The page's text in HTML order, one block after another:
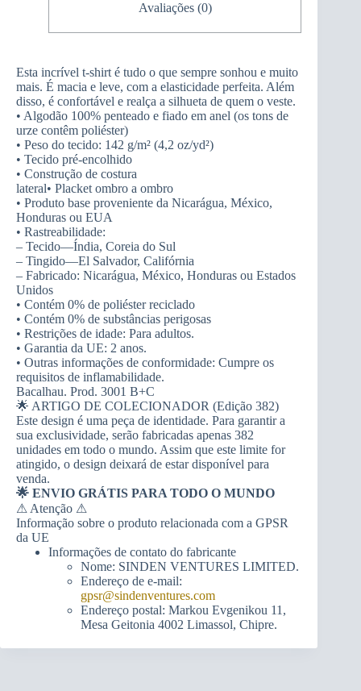
Avaliações (0)
Esta incrível t-shirt é tudo o que sempre sonhou e muito
mais. É macia e leve, com a elasticidade perfeita. Além
disso, é confortável e realça a silhueta de quem o veste.
• Algodão 100% penteado e fiado em anel (os tons de
urze contêm poliéster)
• Peso do tecido: 142 g/m² (4,2 oz/yd²)
• Tecido pré-encolhido
• Construção de costura
lateral• Placket ombro a ombro
• Produto base proveniente da Nicarágua, México,
Honduras ou EUA
• Rastreabilidade:
– Tecido—Índia, Coreia do Sul
– Tingido—El Salvador, Califórnia
– Fabricado: Nicarágua, México, Honduras ou Estados
Unidos
• Contém 0% de poliéster reciclado
• Contém 0% de substâncias perigosas
• Restrições de idade: Para adultos.
• Garantia da UE: 2 anos.
• Outras informações de conformidade: Cumpre os
requisitos de inflamabilidade.
Bacalhau. Prod. 3001 B+C
🌟 ARTIGO DE COLECIONADOR (Edição 382)
Este design é uma peça de identidade. Para garantir a
sua exclusividade, serão fabricadas apenas 382
unidades em todo o mundo. Assim que este limite for
atingido, o design deixará de estar disponível para
venda.
🌟 ENVIO GRÁTIS PARA TODO O MUNDO
⚠ Atenção ⚠
Informação sobre o produto relacionada com a GPSR
da UE
Informações de contato do fabricante
Nome: SINDEN VENTURES LIMITED.
Endereço de e-mail:
gpsr@sindenventures.com
Endereço postal: Markou Evgenikou 11,
Mesa Geitonia 4002 Limassol, Chipre.